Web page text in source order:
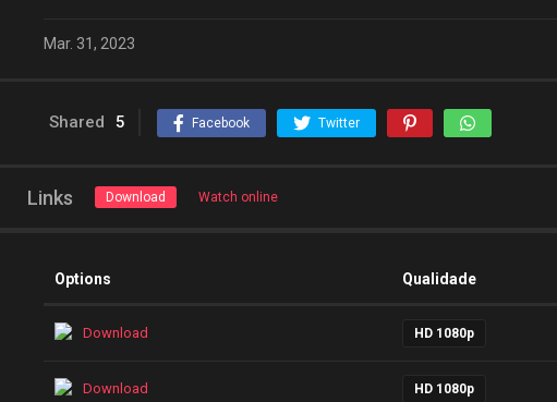
Mar. 31, 2023
Shared 5 Facebook Twitter
Links Download Watch online
Options Qualidade
Download HD 1080p
Download HD 1080p